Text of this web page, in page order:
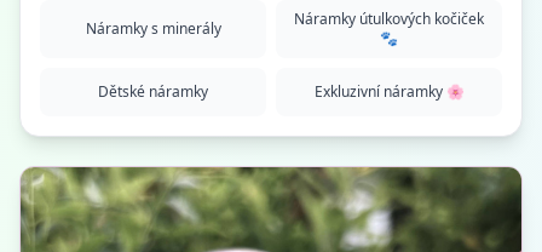
Náramky s minerály
Náramky útulkových kočiček
🐾
Dětské náramky Exkluzivní náramky 🌸